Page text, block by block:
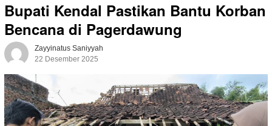
Bupati Kendal Pastikan Bantu Korban
Bencana di Pagerdawung
Zayyinatus Saniyyah
22 Desember 2025